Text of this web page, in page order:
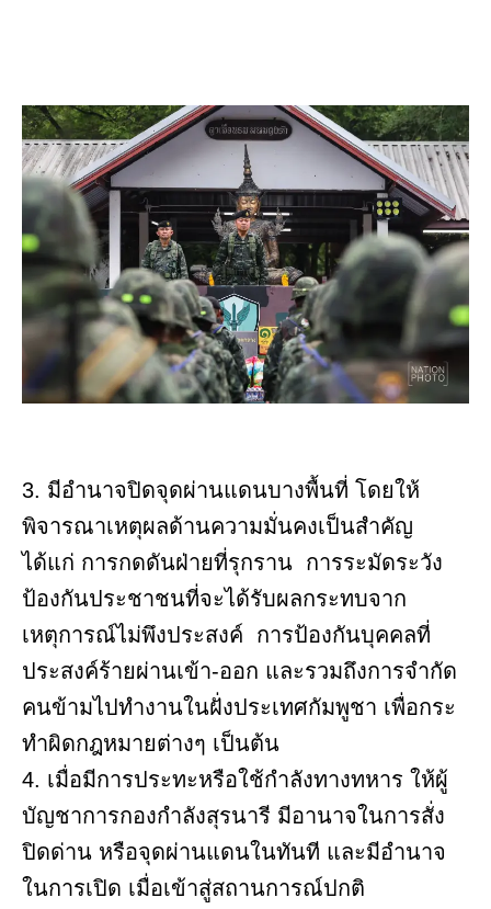
3. มีอำนาจปิดจุดผ่านแดนบางพื้นที่ โดยให้
พิจารณาเหตุผลด้านความมั่นคงเป็นสำคัญ
ได้แก่ การกดดันฝ่ายที่รุกราน การระมัดระวัง
ป้องกันประชาชนที่จะได้รับผลกระทบจาก
เหตุการณ์ไม่พึงประสงค์ การป้องกันบุคคลที่
ประสงค์ร้ายผ่านเข้า-ออก และรวมถึงการจํากัด
คนข้ามไปทํางานในฝั่งประเทศกัมพูชา เพื่อกระ
ทําผิดกฎหมายต่างๆ เป็นต้น
4. เมื่อมีการประทะหรือใช้กําลังทางทหาร ให้ผู้
บัญชาการกองกําลังสุรนารี มีอานาจในการสั่ง
ปิดด่าน หรือจุดผ่านแดนในทันที และมีอำนาจ
ในการเปิด เมื่อเข้าสู่สถานการณ์ปกติ